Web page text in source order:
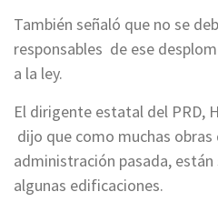
También señaló que no se
responsables de ese
a la ley.
El dirigente estatal del PRD,
dijo que como muchas obras
administración pasada,
algunas edificaciones.